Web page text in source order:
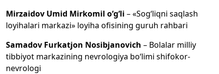
Mirzaidov Umid Mirkomil o‘g‘li – «Sog‘liqni saqlash
loyihalari markazi» loyiha ofisining guruh rahbari
Samadov Furkatjon Nosibjanovich – Bolalar milliy
tibbiyot markazining nevrologiya bo‘limi shifokor-
nevrologi